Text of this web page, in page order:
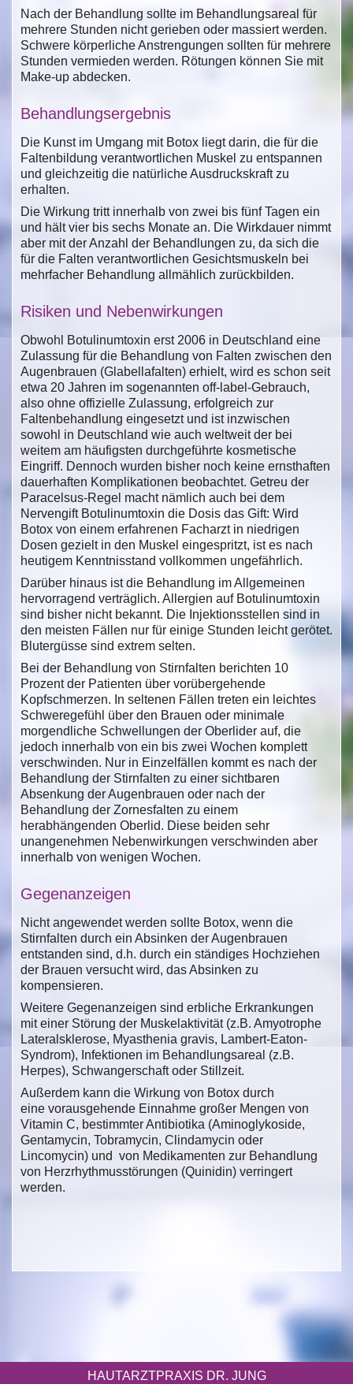
Nach der Behandlung sollte im Behandlungsareal für
mehrere Stunden nicht gerieben oder massiert werden.
Schwere körperliche Anstrengungen sollten für mehrere
Stunden vermieden werden. Rötungen können Sie mit
Make-up abdecken.
Behandlungsergebnis
Die Kunst im Umgang mit Botox liegt darin, die für die
Faltenbildung verantwortlichen Muskel zu entspannen
und gleichzeitig die natürliche Ausdruckskraft zu
erhalten.
Die Wirkung tritt innerhalb von zwei bis fünf Tagen ein
und hält vier bis sechs Monate an. Die Wirkdauer nimmt
aber mit der Anzahl der Behandlungen zu, da sich die
für die Falten verantwortlichen Gesichtsmuskeln bei
mehrfacher Behandlung allmählich zurückbilden.
Risiken und Nebenwirkungen
Obwohl Botulinumtoxin erst 2006 in Deutschland eine
Zulassung für die Behandlung von Falten zwischen den
Augenbrauen (Glabellafalten) erhielt, wird es schon seit
etwa 20 Jahren im sogenannten off-label-Gebrauch,
also ohne offizielle Zulassung, erfolgreich zur
Faltenbehandlung eingesetzt und ist inzwischen
sowohl in Deutschland wie auch weltweit der bei
weitem am häufigsten durchgeführte kosmetische
Eingriff. Dennoch wurden bisher noch keine ernsthaften
dauerhaften Komplikationen beobachtet. Getreu der
Paracelsus-Regel macht nämlich auch bei dem
Nervengift Botulinumtoxin die Dosis das Gift: Wird
Botox von einem erfahrenen Facharzt in niedrigen
Dosen gezielt in den Muskel eingespritzt, ist es nach
heutigem Kenntnisstand vollkommen ungefährlich.
Darüber hinaus ist die Behandlung im Allgemeinen
hervorragend verträglich. Allergien auf Botulinumtoxin
sind bisher nicht bekannt. Die Injektionsstellen sind in
den meisten Fällen nur für einige Stunden leicht gerötet.
Blutergüsse sind extrem selten.
Bei der Behandlung von Stirnfalten berichten 10
Prozent der Patienten über vorübergehende
Kopfschmerzen. In seltenen Fällen treten ein leichtes
Schweregefühl über den Brauen oder minimale
morgendliche Schwellungen der Oberlider auf, die
jedoch innerhalb von ein bis zwei Wochen komplett
verschwinden. Nur in Einzelfällen kommt es nach der
Behandlung der Stirnfalten zu einer sichtbaren
Absenkung der Augenbrauen oder nach der
Behandlung der Zornesfalten zu einem
herabhängenden Oberlid. Diese beiden sehr
unangenehmen Nebenwirkungen verschwinden aber
innerhalb von wenigen Wochen.
Gegenanzeigen
Nicht angewendet werden sollte Botox, wenn die
Stirnfalten durch ein Absinken der Augenbrauen
entstanden sind, d.h. durch ein ständiges Hochziehen
der Brauen versucht wird, das Absinken zu
kompensieren.
Weitere Gegenanzeigen sind erbliche Erkrankungen
mit einer Störung der Muskelaktivität (z.B. Amyotrophe
Lateralsklerose, Myasthenia gravis, Lambert-Eaton-
Syndrom), Infektionen im Behandlungsareal (z.B.
Herpes), Schwangerschaft oder Stillzeit.
Außerdem kann die Wirkung von Botox durch
eine vorausgehende Einnahme großer Mengen von
Vitamin C, bestimmter Antibiotika (Aminoglykoside,
Gentamycin, Tobramycin, Clindamycin oder
Lincomycin) und von Medikamenten zur Behandlung
von Herzrhythmusstörungen (Quinidin) verringert
werden.
HAUTARZTPRAXIS DR. JUNG